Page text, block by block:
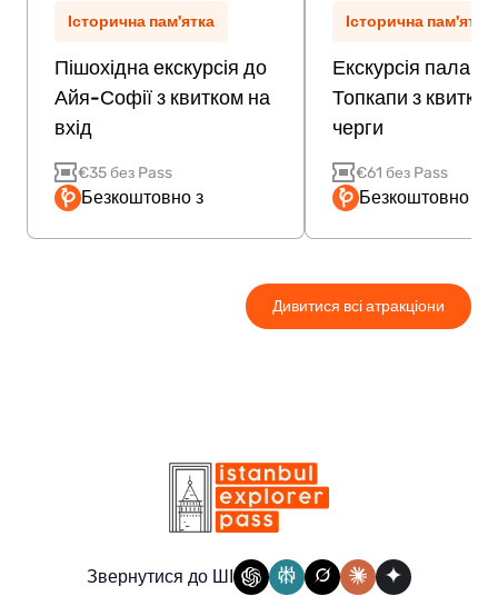
Дивитися всі атракціони
Історична пам'ятка
Пішохідна екскурсія до
Айя-Софії з квитком на
вхід
€35 без Pass
Безкоштовно з
Історична пам'ятка
Екскурсія
Топкапи з
черги
€61 без Pass
Безкоштовно з
Звернутися до ШІ